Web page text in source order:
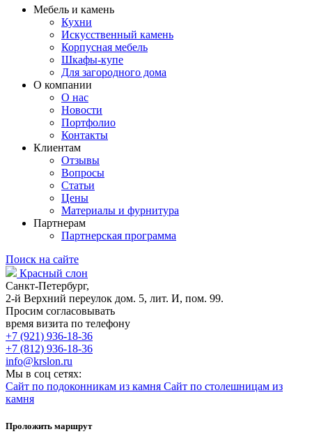
Мебель и камень
Кухни
Искусственный камень
Корпусная мебель
Шкафы-купе
Для загородного дома
О компании
О нас
Новости
Портфолио
Контакты
Клиентам
Отзывы
Вопросы
Статьи
Цены
Материалы и фурнитура
Партнерам
Партнерская программа
Поиск на сайте
Красный слон
Санкт-Петербург,
2-й Верхний переулок дом. 5, лит. И, пом. 99.
Просим согласовывать
время визита по телефону
+7 (921) 936-18-36
+7 (812) 936-18-36
info@krslon.ru
Мы в соц сетях:
Сайт по подоконникам из камня Сайт по столешницам из
камня
Проложить маршрут